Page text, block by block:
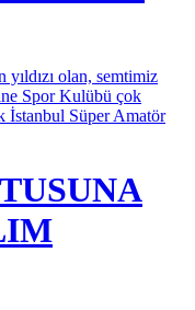
olan, semtimiz
İstanbul Süper Amatör